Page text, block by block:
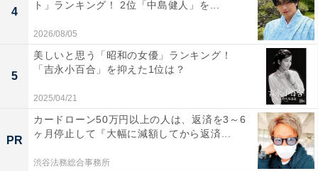
ています。まちを歩いて楽しめる環境に加え、郊外の自
然にもすぐにアクセスできる点が高評価を得ています。
居住者からは「自然が美しく豊かで、災害が少ない」
「近隣の施設の充実度や、職場へのアクセスなど、今の
生活をする上で快適」「住み慣れて、愛着があります。
家族の墓もありますので、この街から離れる事はないで
す」といった声が寄せられており、3年連続で1位となり
4
ト」ランキング！ 2位「中島健人」を...
2026/08/05
5
美しいと思う「昭和の女優」ランキング！
「吉永小百合」を抑えた1位は？
2025/04/21
PR
カードローン50万円以上の人は、返済を3～6
ヶ月停止して『大幅に減額してから返済...
渋谷法務総合事務所